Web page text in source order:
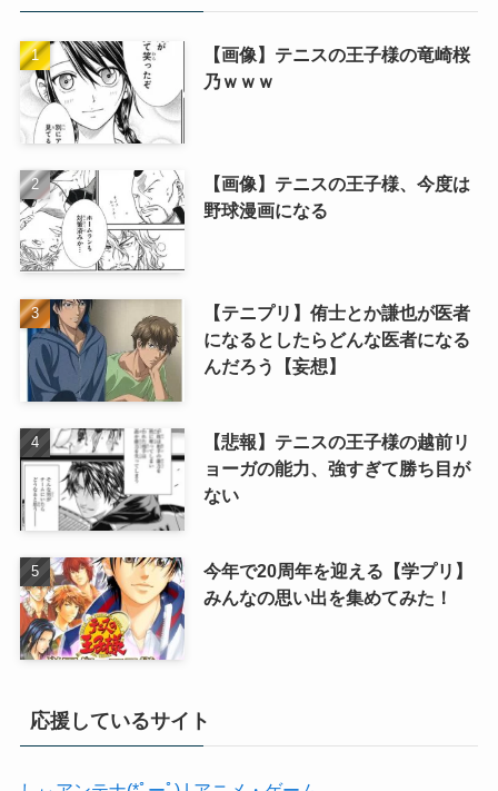
【画像】テニスの王子様の竜崎桜
乃ｗｗｗ
【画像】テニスの王子様、今度は
野球漫画になる
【テニプリ】侑士とか謙也が医者
になるとしたらどんな医者になる
んだろう【妄想】
【悲報】テニスの王子様の越前リ
ョーガの能力、強すぎて勝ち目が
ない
今年で20周年を迎える【学プリ】
みんなの思い出を集めてみた！
応援しているサイト